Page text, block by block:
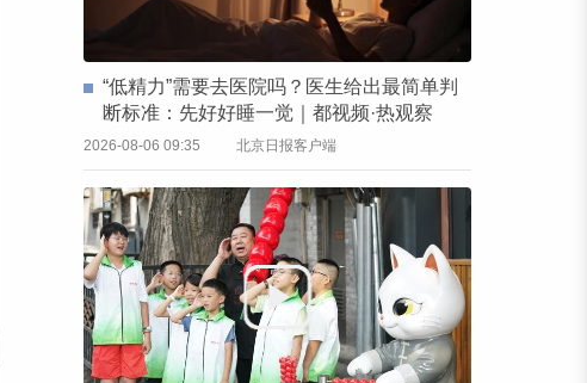
“低精力”需要去医院吗？医生给出最简单判
断标准：先好好睡一觉｜都视频·热观察
2026-08-06 09:35 北京日报客户端